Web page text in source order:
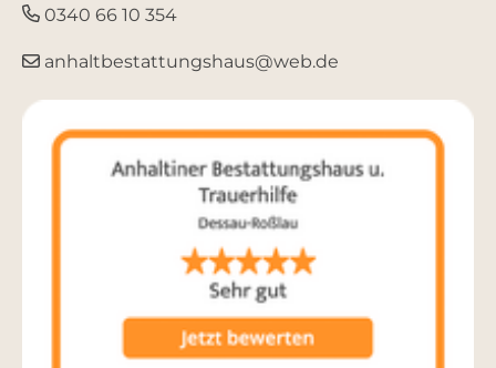
0340 66 10 354
anhaltbestattungshaus@web.de